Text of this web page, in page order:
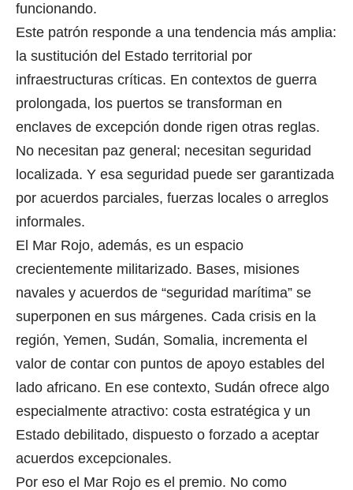
funcionando.
Este patrón responde a una tendencia más amplia:
la sustitución del Estado territorial por
infraestructuras críticas. En contextos de guerra
prolongada, los puertos se transforman en
enclaves de excepción donde rigen otras reglas.
No necesitan paz general; necesitan seguridad
localizada. Y esa seguridad puede ser garantizada
por acuerdos parciales, fuerzas locales o arreglos
informales.
El Mar Rojo, además, es un espacio
crecientemente militarizado. Bases, misiones
navales y acuerdos de “seguridad marítima” se
superponen en sus márgenes. Cada crisis en la
región, Yemen, Sudán, Somalia, incrementa el
valor de contar con puntos de apoyo estables del
lado africano. En ese contexto, Sudán ofrece algo
especialmente atractivo: costa estratégica y un
Estado debilitado, dispuesto o forzado a aceptar
acuerdos excepcionales.
Por eso el Mar Rojo es el premio. No como